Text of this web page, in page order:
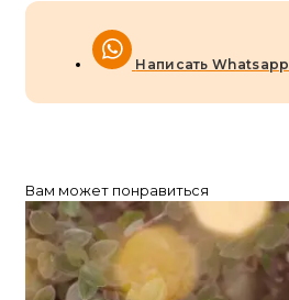
Написать Whatsapp
Вам может понравиться